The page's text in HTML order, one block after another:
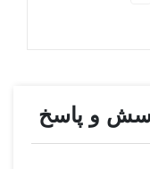
و پاسخ